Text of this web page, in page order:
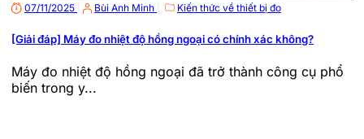
07/11/2025 Bùi Anh Minh Kiến thức về thiết bị đo
[Giải đáp] Máy đo nhiệt độ hồng ngoại có chính xác không?
Máy đo nhiệt độ hồng ngoại đã trở thành công cụ phổ
biến trong y...